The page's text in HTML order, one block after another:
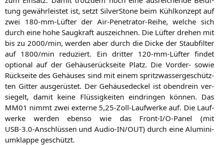
tung gewähr­leis­tet ist, setzt Sil­ver­Stone beim Kühl­kon­zept auf
zwei 180-mm-Lüf­ter der Air-Pene­tra­tor-Rei­he, wel­che sich
durch eine hohe Saug­kraft aus­zeich­nen. Die Lüf­ter dre­hen mit
bis zu 2000/min, wer­den aber durch die Dicke der Staub­fil­ter
auf 1800/min redu­ziert. Ein drit­ter 120-mm-Lüf­ter fin­det
optio­nal auf der Gehäu­se­rück­sei­te Platz. Die Vor­der- sowie
Rück­sei­te des Gehäu­ses sind mit einem spritz­was­ser­ge­schütz­
ten Git­ter aus­ge­rüs­tet. Der Gehäu­se­de­ckel ist oben­drein ver­
sie­gelt, damit kei­ne Flüs­sig­kei­ten ein­drin­gen kön­nen. Das
MM01 nimmt zwei exter­ne 5,25-Zoll-Laufwerke auf. Die Lauf­
wer­ke wer­den eben­so wie das Front‑I/O‑Panel (mit
USB‑3.0‑Anschlüssen und Audio-IN/OUT) durch eine Alu­mi­ni­
um­klap­pe geschützt.